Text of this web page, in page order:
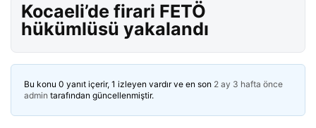
Kocaeli’de firari FETÖ
hükümlüsü yakalandı
Bu konu 0 yanıt içerir, 1 izleyen vardır ve en son 2 ay 3 hafta önce
admin tarafından güncellenmiştir.